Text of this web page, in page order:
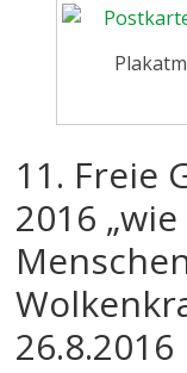
11. Freie
2016
26.8.2016